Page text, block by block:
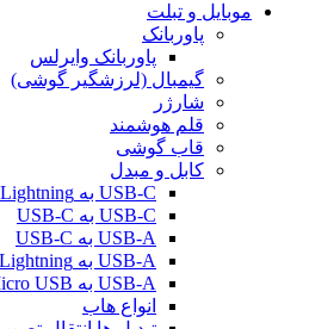
موبایل و تبلت
پاوربانک
پاوربانک وایرلس
گیمبال (لرزشگیر گوشی)
شارژر
قلم هوشمند
قاب گوشی
کابل و مبدل
USB-C به Lightning
USB-C به USB-C
USB-A به USB-C
USB-A به Lightning
USB-A به Micro USB
انواع هاب